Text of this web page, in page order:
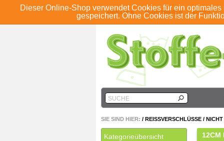
Dieser Online-Shop verwendet Cookies für ein
gespeichert. Ohne Cookies ist der
ANMELDEN REGISTRIEREN KONTO
SUCHE
SIE SIND HIER: / REISSVERSCHLÜSSE / NICHT
Kategorieübersicht 12CM